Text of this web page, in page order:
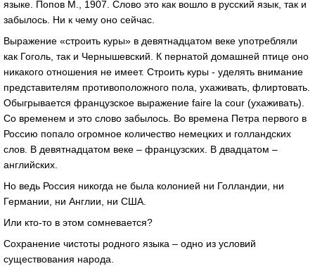
языке. Попов М., 1907. Слово это как вошло в русский язык, так и
забылось. Ни к чему оно сейчас.
Выражение «строить куры» в девятнадцатом веке употребляли
как Гоголь, так и Чернышевский. К пернатой домашней птице оно
никакого отношения не имеет. Строить куры - уделять внимание
представителям противоположного пола, ухаживать, флиртовать.
Обыгрывается французское выражение faire la cour (ухаживать).
Со временем и это слово забылось. Во времена Петра первого в
Россию попало огромное количество немецких и голландских
слов. В девятнадцатом веке – французских. В двадцатом –
английских.
Но ведь Россия никогда не была колонией ни Голландии, ни
Германии, ни Англии, ни США.
Или кто-то в этом сомневается?
Сохранение чистоты родного языка – одно из условий
существования народа.